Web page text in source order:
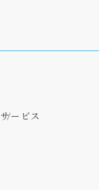
サービス